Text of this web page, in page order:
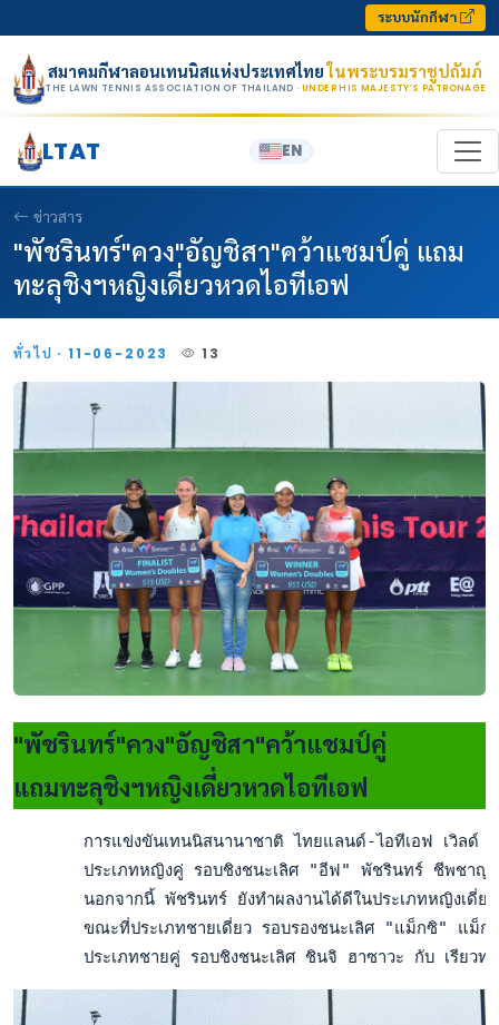
ระบบนักกีฬา
สมาคมกีฬาลอนเทนนิสแห่งประเทศไทยในพระบรมราชูปถัมภ์
THE LAWN TENNIS ASSOCIATION OF THAILAND · UNDER HIS MAJESTY’S PATRONAGE
LTAT EN
ข่าวสาร
"พัชรินทร์"ควง"อัญชิสา"คว้าแชมป์คู่ แถม
ทะลุชิงฯหญิงเดี่ยวหวดไอทีเอฟ
ทั่วไป · 11-06-2023 13
"พัชรินทร์"ควง"อัญชิสา"คว้าแชมป์คู่
แถมทะลุชิงฯหญิงเดี่ยวหวดไอทีเอฟ
การแข่งขันเทนนิสนานาชาติ ไทยแลนด์-ไอทีเอฟ เวิลด์
ประเภทหญิงคู่ รอบชิงชนะเลิศ "อีฟ" พัชรินทร์ ชีพชาญ
นอกจากนี้ พัชรินทร์ ยังทำผลงานได้ดีในประเภทหญิงเดี่
ขณะที่ประเภทชายเดี่ยว รอบรองชนะเลิศ "แม็กซิ" แม็
ประเภทชายคู่ รอบชิงชนะเลิศ ชินจิ ฮาซาวะ กับ เรีย